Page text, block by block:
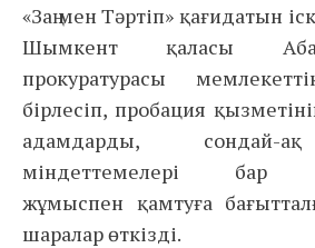
«Заң мен Тәртіп» қағидатын
Шымкент қаласы
прокуратурасы
бірлесіп, пробация
адамдарды, сондай-
міндеттемелері бар
жұмыспен қамтуға
шаралар өткізді.